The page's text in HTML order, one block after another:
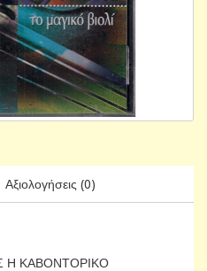
Αξιολογήσεις (0)
ΚΑΒΟΝΤΟΡΙΚΟ